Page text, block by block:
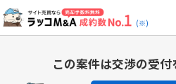
(※)
この案件は交渉の受付